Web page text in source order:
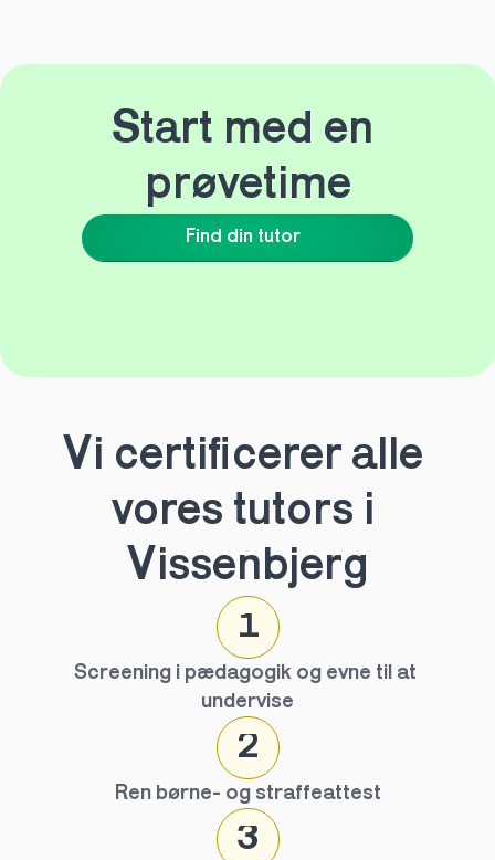
Find din tutor
Start med en
prøvetime
Vi certificerer alle
vores tutors i
Vissenbjerg
1
Screening i pædagogik og evne til at
undervise
2
Ren børne- og straffeattest
3